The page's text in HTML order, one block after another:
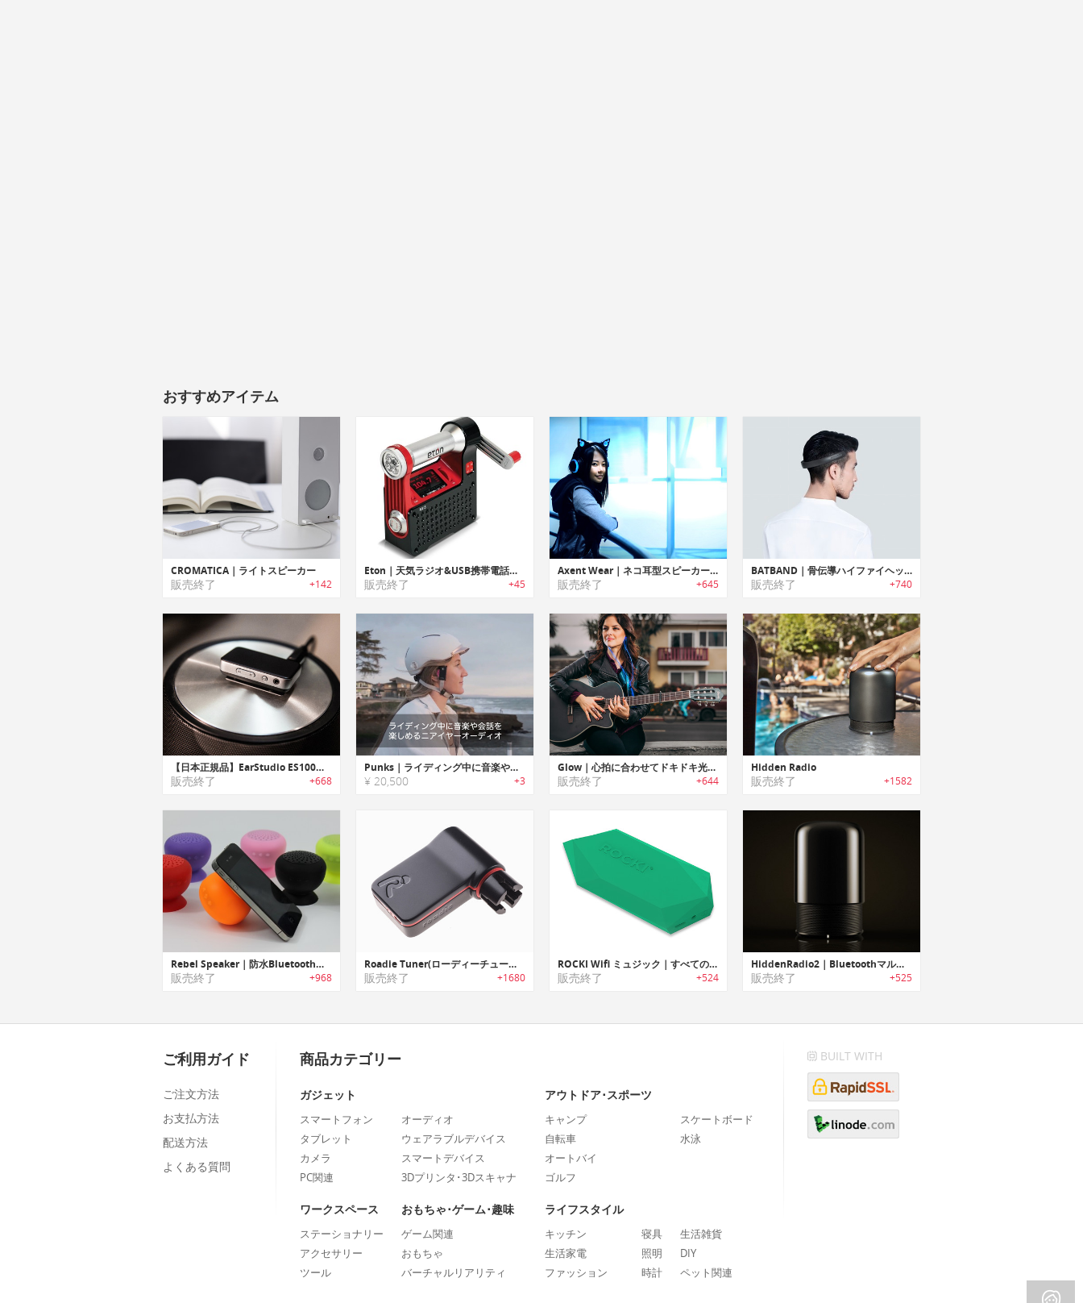
おすすめアイテム
CROMATICA｜ライトスピーカー
販売終了 +142
Eton｜天気ラジオ&USB携帯電話充電器&セルフパワー安全ハブ
販売終了 +45
Axent Wear｜ネコ耳型スピーカー&LEDライト内蔵ヘッドフォン
販売終了 +645
BATBAND｜骨伝導ハイファイヘッドホン「バットバンド」
販売終了 +740
【日本正規品】EarStudio ES100｜スタジオ品質の24ビットハイレゾオーディオを提供するBluetoothレシーバー「イヤースタジオ」
販売終了 +668
Punks｜ライディング中に音楽や会話を楽しめるニアイヤーオーディオ
¥ 20,500 +3
Glow｜心拍に合わせてドキドキ光るイヤホン グロウ
販売終了 +644
Hidden Radio
販売終了 +1582
Rebel Speaker｜防水Bluetoothスピーカー＆スピーカーフォン
販売終了 +968
Roadie Tuner(ローディーチューナー)｜究極のギタリストツール
販売終了 +1680
ROCKI Wifi ミュジック｜すべてのスマホからすべてのスピーカーへ
販売終了 +524
HiddenRadio2｜Bluetoothマルチスピーカー
販売終了 +525
ご利用ガイド
ご注文方法
お支払方法
配送方法
よくある質問
商品カテゴリー
ガジェット
スマートフォン
タブレット
カメラ
PC関連
オーディオ
ウェアラブルデバイス
スマートデバイス
3Dプリンタ･3Dスキャナ
アウトドア･スポーツ
キャンプ
自転車
オートバイ
ゴルフ
スケートボード
水泳
ワークスペース
ステーショナリー
アクセサリー
ツール
おもちゃ･ゲーム･趣味
ゲーム関連
おもちゃ
バーチャルリアリティ
ライフスタイル
キッチン
生活家電
ファッション
寝具
照明
時計
生活雑貨
DIY
ペット関連
BUILT WITH